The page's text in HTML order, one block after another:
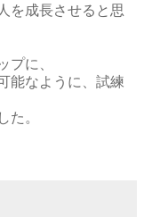
を成長させると思
プに、
能なように、試練
た。